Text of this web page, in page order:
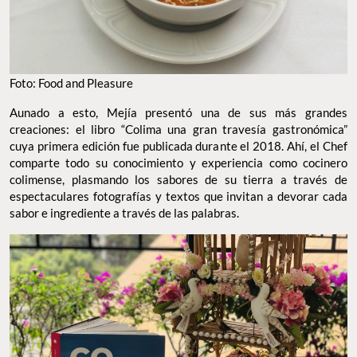
Foto: Food and Pleasure
Aunado a esto, Mejía presentó una de sus más grandes
creaciones: el libro “Colima una gran travesía gastronómica”
cuya primera edición fue publicada durante el 2018. Ahí, el Chef
comparte todo su conocimiento y experiencia como cocinero
colimense, plasmando los sabores de su tierra a través de
espectaculares fotografías y textos que invitan a devorar cada
sabor e ingrediente a través de las palabras.